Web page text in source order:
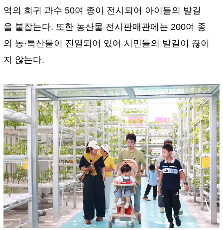
역의 희귀 과수 50여 종이 전시되어 아이들의 발길
을 붙잡는다. 또한 농산물 전시판매관에는 200여 종
의 농·특산물이 진열되어 있어 시민들의 발길이 끊이
지 않는다.